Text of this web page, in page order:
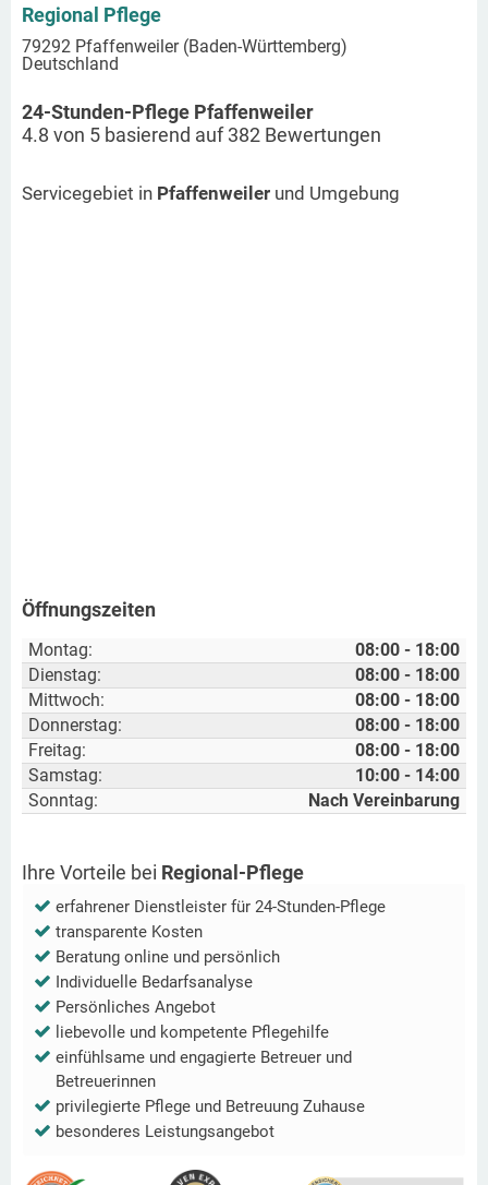
Regional Pflege
79292 Pfaffenweiler (Baden-Württemberg)
Deutschland
24-Stunden-Pflege Pfaffenweiler
4.8 von 5 basierend auf382 Bewertungen
Servicegebiet in Pfaffenweiler und Umgebung
Öffnungszeiten
Montag:
08:00 - 18:00
Dienstag:
08:00 - 18:00
Mittwoch:
08:00 - 18:00
Donnerstag:
08:00 - 18:00
Freitag:
08:00 - 18:00
Samstag:
10:00 - 14:00
Sonntag:
Nach Vereinbarung
Ihre Vorteile bei Regional-Pflege
erfahrener Dienstleister für 24-Stunden-Pflege
transparente Kosten
Beratung online und persönlich
Individuelle Bedarfsanalyse
Persönliches Angebot
liebevolle und kompetente Pflegehilfe
einfühlsame und engagierte Betreuer und
Betreuerinnen
privilegierte Pflege und Betreuung Zuhause
besonderes Leistungsangebot